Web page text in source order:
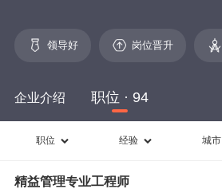
领导好 岗位晋升
企业介绍 职位 · 94
职位 经验 城市
精益管理专业工程师